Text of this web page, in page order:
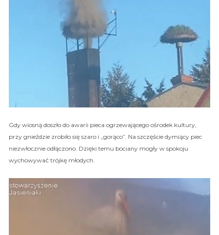
Gdy wiosną doszło do awarii pieca ogrzewającego ośrodek kultury,
przy gnieździe zrobiło się szaro i „gorąco”. Na szczęście dymiący piec
niezwłocznie odłączono. Dzięki temu bociany mogły w spokoju
wychowywać trójkę młodych.